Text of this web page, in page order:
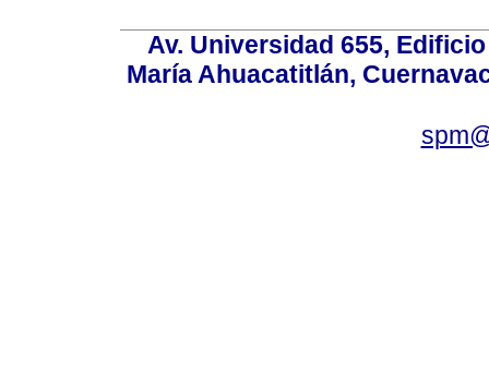
Av. Universidad 655,
María Ahuacatitlán,